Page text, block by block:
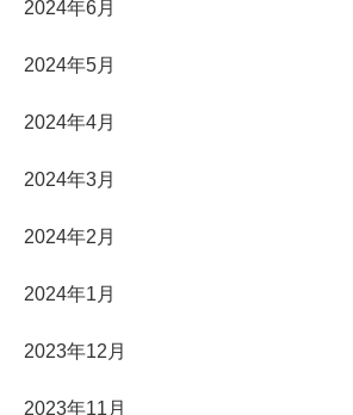
2024年6月
2024年5月
2024年4月
2024年3月
2024年2月
2024年1月
2023年12月
2023年11月